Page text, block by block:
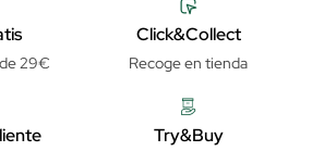
29€
Click&Collect
Recoge en tienda
Try&Buy